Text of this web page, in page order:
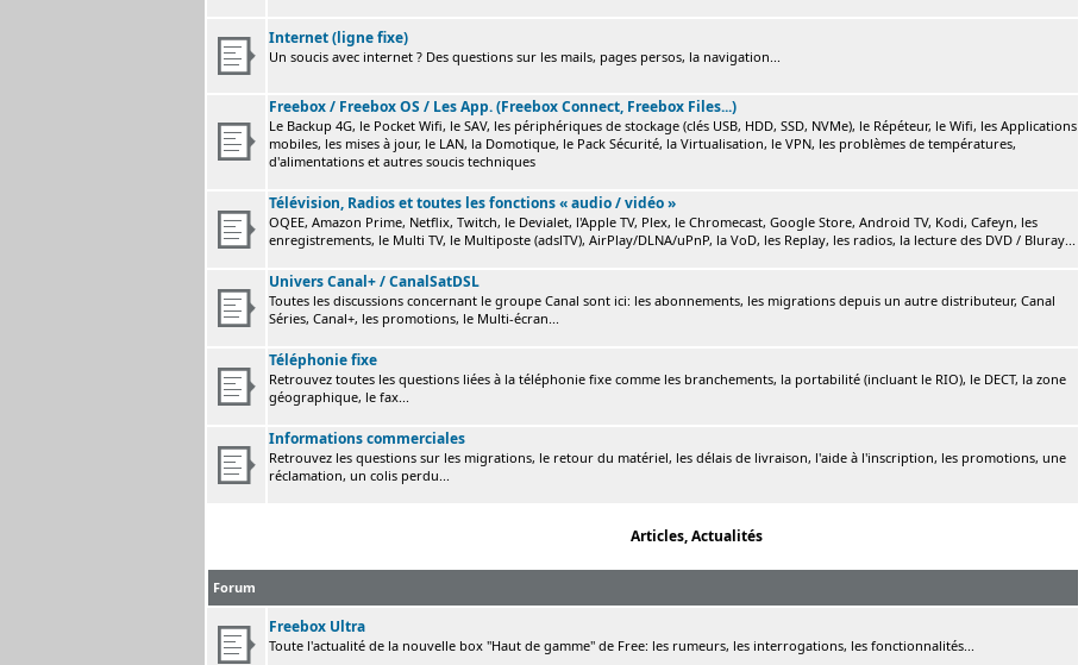
Internet (ligne fixe)
Un soucis avec internet ? Des questions sur les mails, pages persos, la navigation...
Freebox / Freebox OS / Les App. (Freebox Connect, Freebox Files...)
Le Backup 4G, le Pocket Wifi, le SAV, les périphériques de stockage (clés USB, HDD, SSD, NVMe), le Répéteur, le Wifi, les Applications
mobiles, les mises à jour, le LAN, la Domotique, le Pack Sécurité, la Virtualisation, le VPN, les problèmes de températures,
d'alimentations et autres soucis techniques
Télévision, Radios et toutes les fonctions « audio / vidéo »
OQEE, Amazon Prime, Netflix, Twitch, le Devialet, l'Apple TV, Plex, le Chromecast, Google Store, Android TV, Kodi, Cafeyn, les
enregistrements, le Multi TV, le Multiposte (adslTV), AirPlay/DLNA/uPnP, la VoD, les Replay, les radios, la lecture des DVD / Bluray...
Univers Canal+ / CanalSatDSL
Toutes les discussions concernant le groupe Canal sont ici: les abonnements, les migrations depuis un autre distributeur, Canal
Séries, Canal+, les promotions, le Multi-écran...
Téléphonie fixe
Retrouvez toutes les questions liées à la téléphonie fixe comme les branchements, la portabilité (incluant le RIO), le DECT, la zone
géographique, le fax...
Informations commerciales
Retrouvez les questions sur les migrations, le retour du matériel, les délais de livraison, l'aide à l'inscription, les promotions, une
réclamation, un colis perdu...
Articles, Actualités
Forum
Freebox Ultra
Toute l'actualité de la nouvelle box "Haut de gamme" de Free: les rumeurs, les interrogations, les fonctionnalités...